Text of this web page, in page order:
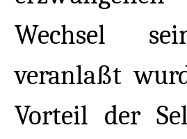
Wechsel
veranlaßt
Vorteil der